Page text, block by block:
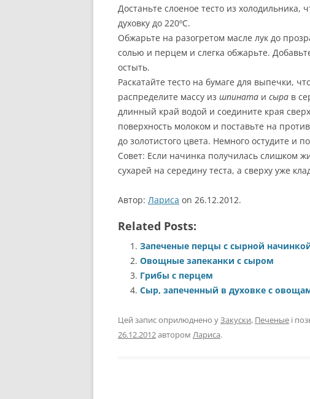
Достаньте слоеное тесто из холодильника,
духовку до 220ºС.
Обжарьте на разогретом масле лук до
солью и перцем и слегка обжарьте.
остыть.
Раскатайте тесто на бумаге для выпечки,
распределите массу из шпината и сыра в
длинный край водой и соедините края
поверхность молоком и поставьте на
до золотистого цвета. Немного остудите и
Совет: Если начинка получилась слишком
сухарей на середину теста, а сверху уже
Автор: Лариса on 26.12.2012.
Related Posts:
Запеченые перцы с сырной
Овощные запеканки с сыром
Грибы с перцем
Сыр, запеченный в духовке с
Цей запис оприлюднено уЗакуски, Печеные і
26.12.2012автором Лариса.